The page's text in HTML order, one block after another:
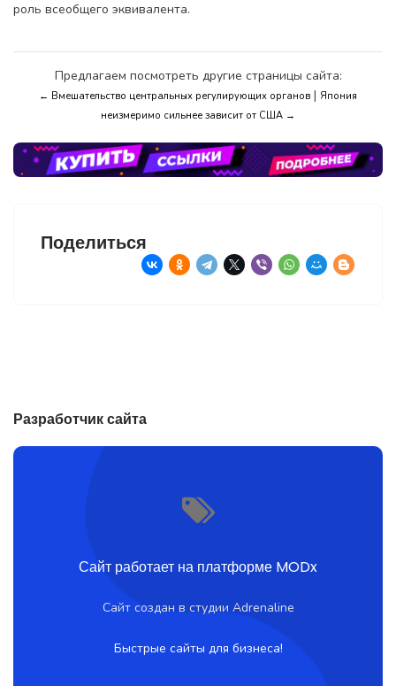
роль всеобщего эквивалента.
Предлагаем посмотреть другие страницы сайта:
← Вмешательство центральных регулирующих органов | Япония
неизмеримо сильнее зависит от США →
Поделиться
Разработчик сайта
Сайт работает на платформе MODx
Сайт создан в студии Adrenaline
Быстрые сайты для бизнеса!